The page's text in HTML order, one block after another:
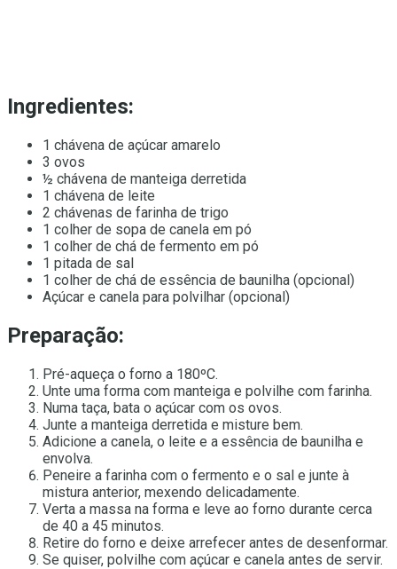
Ingredientes:
1 chávena de açúcar amarelo
3 ovos
½ chávena de manteiga derretida
1 chávena de leite
2 chávenas de farinha de trigo
1 colher de sopa de canela em pó
1 colher de chá de fermento em pó
1 pitada de sal
1 colher de chá de essência de baunilha (opcional)
Açúcar e canela para polvilhar (opcional)
Preparação:
Pré-aqueça o forno a 180ºC.
Unte uma forma com manteiga e polvilhe com farinha.
Numa taça, bata o açúcar com os ovos.
Junte a manteiga derretida e misture bem.
Adicione a canela, o leite e a essência de baunilha e
envolva.
Peneire a farinha com o fermento e o sal e junte à
mistura anterior, mexendo delicadamente.
Verta a massa na forma e leve ao forno durante cerca
de 40 a 45 minutos.
Retire do forno e deixe arrefecer antes de desenformar.
Se quiser, polvilhe com açúcar e canela antes de servir.